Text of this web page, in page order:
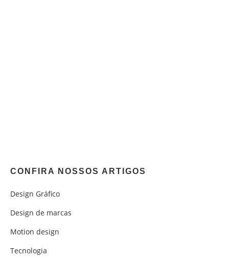
CONFIRA NOSSOS ARTIGOS
Design Gráfico
Design de marcas
Motion design
Tecnologia